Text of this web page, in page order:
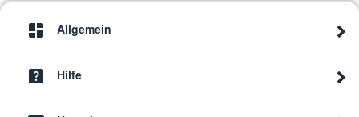
Allgemein
Hilfe